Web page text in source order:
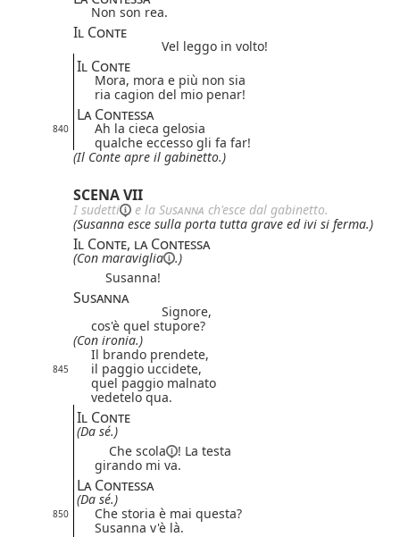
Non son rea.
Il Conte
Vel leggo in volto!
Il Conte
Mora, mora e più non sia
ria cagion del mio penar!
La Contessa
840
Ah la cieca gelosia
qualche eccesso gli fa far!
(Il Conte apre il gabinetto.)
SCENA VII
I sudetti e la Susanna ch'esce dal gabinetto.
(Susanna esce sulla porta tutta grave ed ivi si ferma.)
Il Conte, la Contessa
(Con maraviglia
.)
Susanna!
Susanna
Signore,
cos'è quel stupore?
(Con ironia.)
Il brando prendete,
845
il paggio uccidete,
quel paggio malnato
vedetelo qua.
Il Conte
(Da sé.)
Che scola
! La testa
girando mi va.
La Contessa
(Da sé.)
850
Che storia è mai questa?
Susanna v'è là.